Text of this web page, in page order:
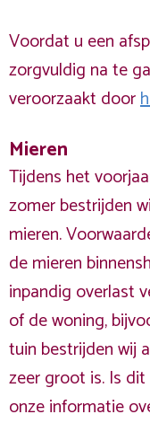
Voordat u een
zorgvuldig na te
veroorzaakt door
Mieren
Tijdens het
zomer bestrijden
mieren.
de mieren
inpandig overlast
of de woning,
tuin bestrijden wij
zeer groot is. Is
onze informatie